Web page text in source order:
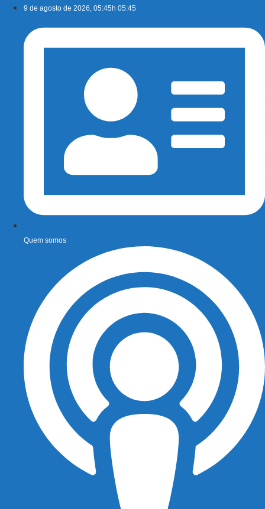
conteúdo
9 de agosto de 2026, 05:45h 05:45
Quem somos